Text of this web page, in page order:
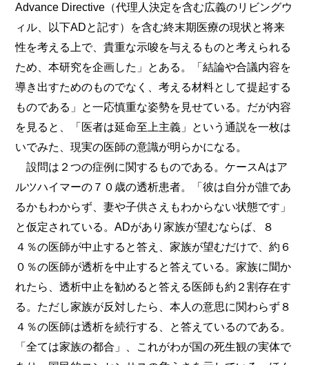
Advance Directive（代理人決定を含む広義のリビングウ
ィル、以下ADと記す）を含む終末期医療の現状と将来
性を考える上で、貴重な示唆を与えるものと考えられる
ため、本研究を企画した」とある。「結論や合議内容を
導き出すためのものでなく、考える材料として提起する
ものである」と一応慎重な姿勢を見せている。だが内容
を見ると、「医者は延命至上主義」という通説を一枚は
いでみた、現実の医師の意識が明らかになる。
設問は２つの症例に関するものである。ケースAはア
ルツハイマーの７０歳の透析患者。「彼は自分が誰であ
るかもわからず、妻や子供さえもわからない状態です」
と仮定されている。ADがあり家族が望むならば、８
４％の医師が中止すると答え、家族が望むだけで、約６
０％の医師が透析を中止すると答えている。家族に聞か
れたら、透析中止を勧めると答える医師も約２割存在す
る。ただし家族が反対したら、本人の意思に関わらず８
４％の医師は透析を続行する、と答えているのである。
「全ては家族の都合」、これがわが国の死生観の実体で